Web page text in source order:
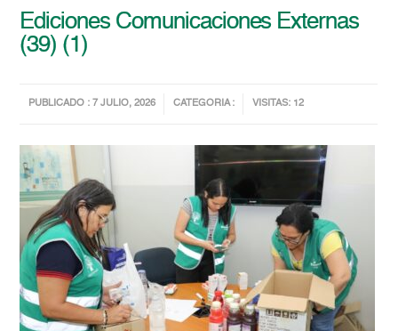
Ediciones Comunicaciones Externas
(39) (1)
PUBLICADO : 7 JULIO, 2026 CATEGORIA : VISITAS: 12